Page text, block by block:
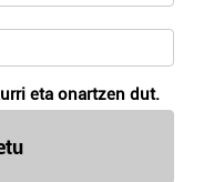
eta onartzen dut.